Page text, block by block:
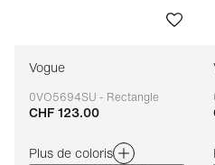
Vogue
0VO5694SU - Rectangle
Adaptable
CHF 123.00
Plus de coloris